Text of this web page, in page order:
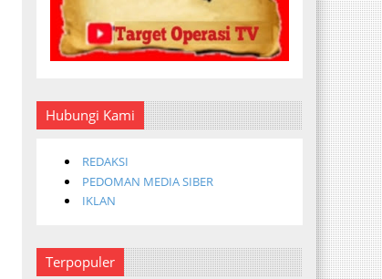
Hubungi Kami
REDAKSI
PEDOMAN MEDIA SIBER
IKLAN
Terpopuler